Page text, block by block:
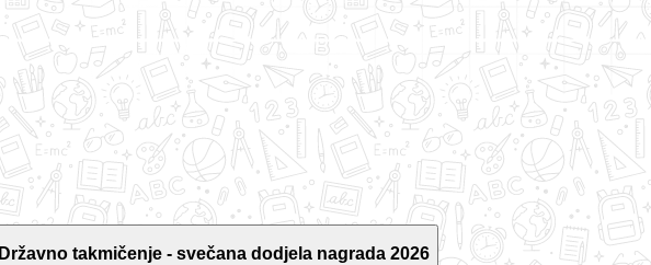
Državno takmičenje - svečana dodjela nagrada 2026